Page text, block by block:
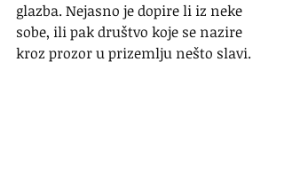
glazba. Nejasno je dopire li iz neke
sobe, ili pak društvo koje se nazire
kroz prozor u prizemlju nešto slavi.